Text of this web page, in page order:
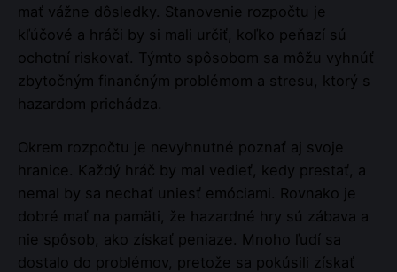
mať vážne dôsledky. Stanovenie rozpočtu je
kľúčové a hráči by si mali určiť, koľko peňazí sú
ochotní riskovať. Týmto spôsobom sa môžu vyhnúť
zbytočným finančným problémom a stresu, ktorý s
hazardom prichádza.
Okrem rozpočtu je nevyhnutné poznať aj svoje
hranice. Každý hráč by mal vedieť, kedy prestať, a
nemal by sa nechať uniesť emóciami. Rovnako je
dobré mať na pamäti, že hazardné hry sú zábava a
nie spôsob, ako získať peniaze. Mnoho ľudí sa
dostalo do problémov, pretože sa pokúsili získať